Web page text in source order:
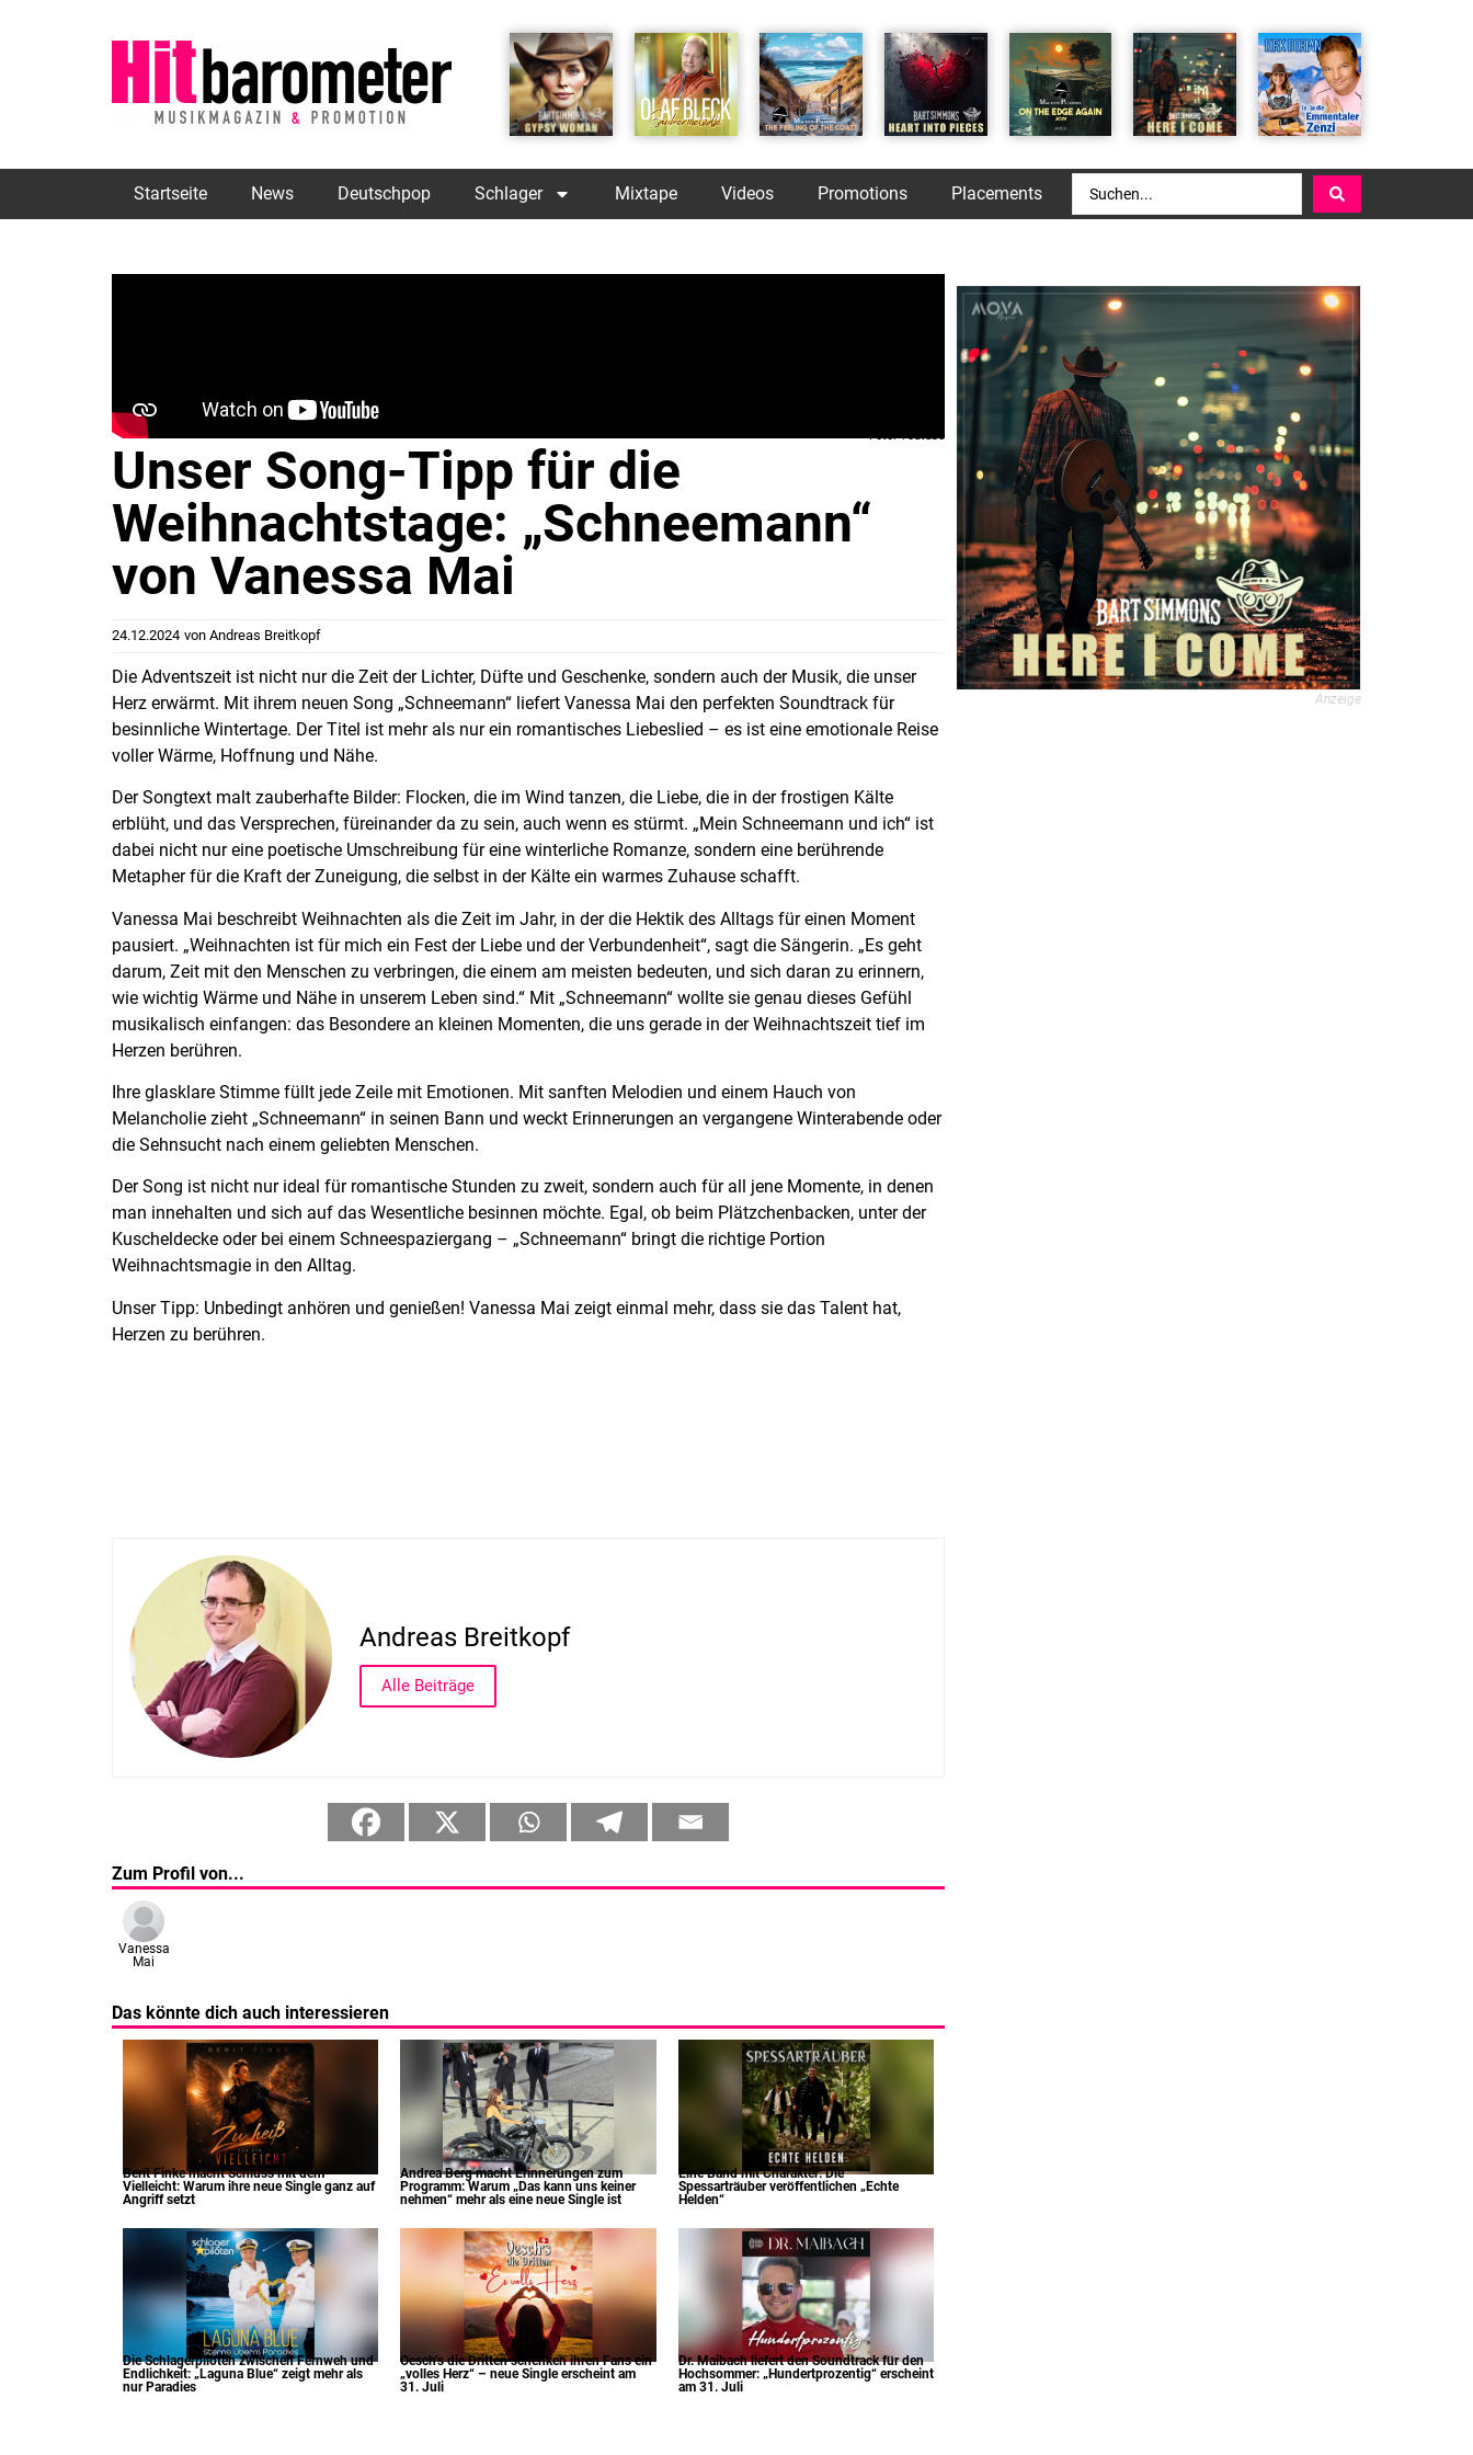
Startseite News Deutschpop Schlager Mixtape Videos Promotions Placements
Foto: Youtube
Unser Song-Tipp für die
Weihnachtstage: „Schneemann“
von Vanessa Mai
24.12.2024 von Andreas Breitkopf
Die Adventszeit ist nicht nur die Zeit der Lichter, Düfte und Geschenke, sondern auch der Musik, die unser
Herz erwärmt. Mit ihrem neuen Song „Schneemann“ liefert Vanessa Mai den perfekten Soundtrack für
besinnliche Wintertage. Der Titel ist mehr als nur ein romantisches Liebeslied – es ist eine emotionale Reise
voller Wärme, Hoffnung und Nähe.
Der Songtext malt zauberhafte Bilder: Flocken, die im Wind tanzen, die Liebe, die in der frostigen Kälte
erblüht, und das Versprechen, füreinander da zu sein, auch wenn es stürmt. „Mein Schneemann und ich“ ist
dabei nicht nur eine poetische Umschreibung für eine winterliche Romanze, sondern eine berührende
Metapher für die Kraft der Zuneigung, die selbst in der Kälte ein warmes Zuhause schafft.
Vanessa Mai beschreibt Weihnachten als die Zeit im Jahr, in der die Hektik des Alltags für einen Moment
pausiert. „Weihnachten ist für mich ein Fest der Liebe und der Verbundenheit“, sagt die Sängerin. „Es geht
darum, Zeit mit den Menschen zu verbringen, die einem am meisten bedeuten, und sich daran zu erinnern,
wie wichtig Wärme und Nähe in unserem Leben sind.“ Mit „Schneemann“ wollte sie genau dieses Gefühl
musikalisch einfangen: das Besondere an kleinen Momenten, die uns gerade in der Weihnachtszeit tief im
Herzen berühren.
Ihre glasklare Stimme füllt jede Zeile mit Emotionen. Mit sanften Melodien und einem Hauch von
Melancholie zieht „Schneemann“ in seinen Bann und weckt Erinnerungen an vergangene Winterabende oder
die Sehnsucht nach einem geliebten Menschen.
Der Song ist nicht nur ideal für romantische Stunden zu zweit, sondern auch für all jene Momente, in denen
man innehalten und sich auf das Wesentliche besinnen möchte. Egal, ob beim Plätzchenbacken, unter der
Kuscheldecke oder bei einem Schneespaziergang – „Schneemann“ bringt die richtige Portion
Weihnachtsmagie in den Alltag.
Unser Tipp: Unbedingt anhören und genießen! Vanessa Mai zeigt einmal mehr, dass sie das Talent hat,
Herzen zu berühren.
Andreas Breitkopf
Alle Beiträge
Zum Profil von...
Vanessa
Mai
Das könnte dich auch interessieren
Berit Finke macht Schluss mit dem
Vielleicht: Warum ihre neue Single ganz auf
Angriff setzt
Andrea Berg macht Erinnerungen zum
Programm: Warum „Das kann uns keiner
nehmen“ mehr als eine neue Single ist
Eine Band mit Charakter: Die
Spessarträuber veröffentlichen „Echte
Helden“
Die Schlagerpiloten zwischen Fernweh und
Endlichkeit: „Laguna Blue“ zeigt mehr als
nur Paradies
Oesch’s die Dritten schenken ihren Fans ein
„volles Herz“ – neue Single erscheint am
31. Juli
Dr. Maibach liefert den Soundtrack für den
Hochsommer: „Hundertprozentig“ erscheint
am 31. Juli
Anzeige